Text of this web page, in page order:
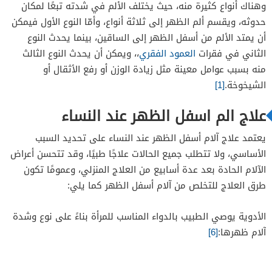
وهناك أنواع كثيرة منه، حيث يختلف الألم في شدته تبعًا لمكان
حدوثه، ويقسم ألم الظهر إلى ثلاثة أنواع، وأمّا النوع الأول فيمكن
أن يمتد الألم من أسفل الظهر إلى الساقين، بينما يحدث النوع
الثاني في فقرات العمود الفقري،، ويمكن أن يحدث النوع الثالث
منه بسبب عوامل معينة مثل زيادة الوزن أو رفع الأثقال أو
الشيخوخة.[1]
علاج الم اسفل الظهر عند النساء
يعتمد علاج آلام أسفل الظهر عند النساء على تحديد السبب
الأساسي، ولا تتطلب جميع الحالات علاجًا طبيًا، وقد تتحسن أعراض
الآلام الحادة بعد عدة أسابيع من العلاج المنزلي، وعمومًا تكون
طرق العلاج للتخلص من آلام أسفل الظهر كما يلي:
الأدوية يوصي الطبيب بالدواء المناسب للمرأة بناءً على نوع وشدة
آلام ظهرها:[6]